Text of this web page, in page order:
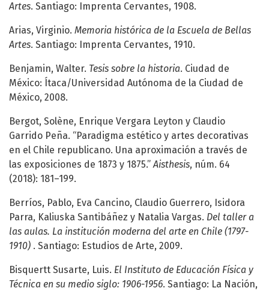
Artes. Santiago: Imprenta Cervantes, 1908.
Arias, Virginio. Memoria histórica de la Escuela de Bellas
Artes. Santiago: Imprenta Cervantes, 1910.
Benjamin, Walter. Tesis sobre la historia. Ciudad de
México: Ítaca/Universidad Autónoma de la Ciudad de
México, 2008.
Bergot, Solène, Enrique Vergara Leyton y Claudio
Garrido Peña. “Paradigma estético y artes decorativas
en el Chile republicano. Una aproximación a través de
las exposiciones de 1873 y 1875.”Aisthesis, núm. 64
(2018): 181–199.
Berríos, Pablo, Eva Cancino, Claudio Guerrero, Isidora
Parra, Kaliuska Santibáñez y Natalia Vargas. Del taller a
las aulas. La institución moderna del arte en Chile (1797-
1910) . Santiago: Estudios de Arte, 2009.
Bisquertt Susarte, Luis. El Instituto de Educación Física y
Técnica en su medio siglo: 1906-1956. Santiago: La Nación,